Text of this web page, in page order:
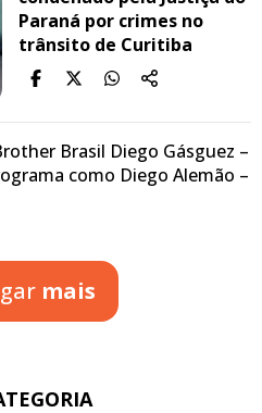
Paraná por crimes no
trânsito de Curitiba
Brasil Diego Gásguez –
como Diego Alemão –
mais